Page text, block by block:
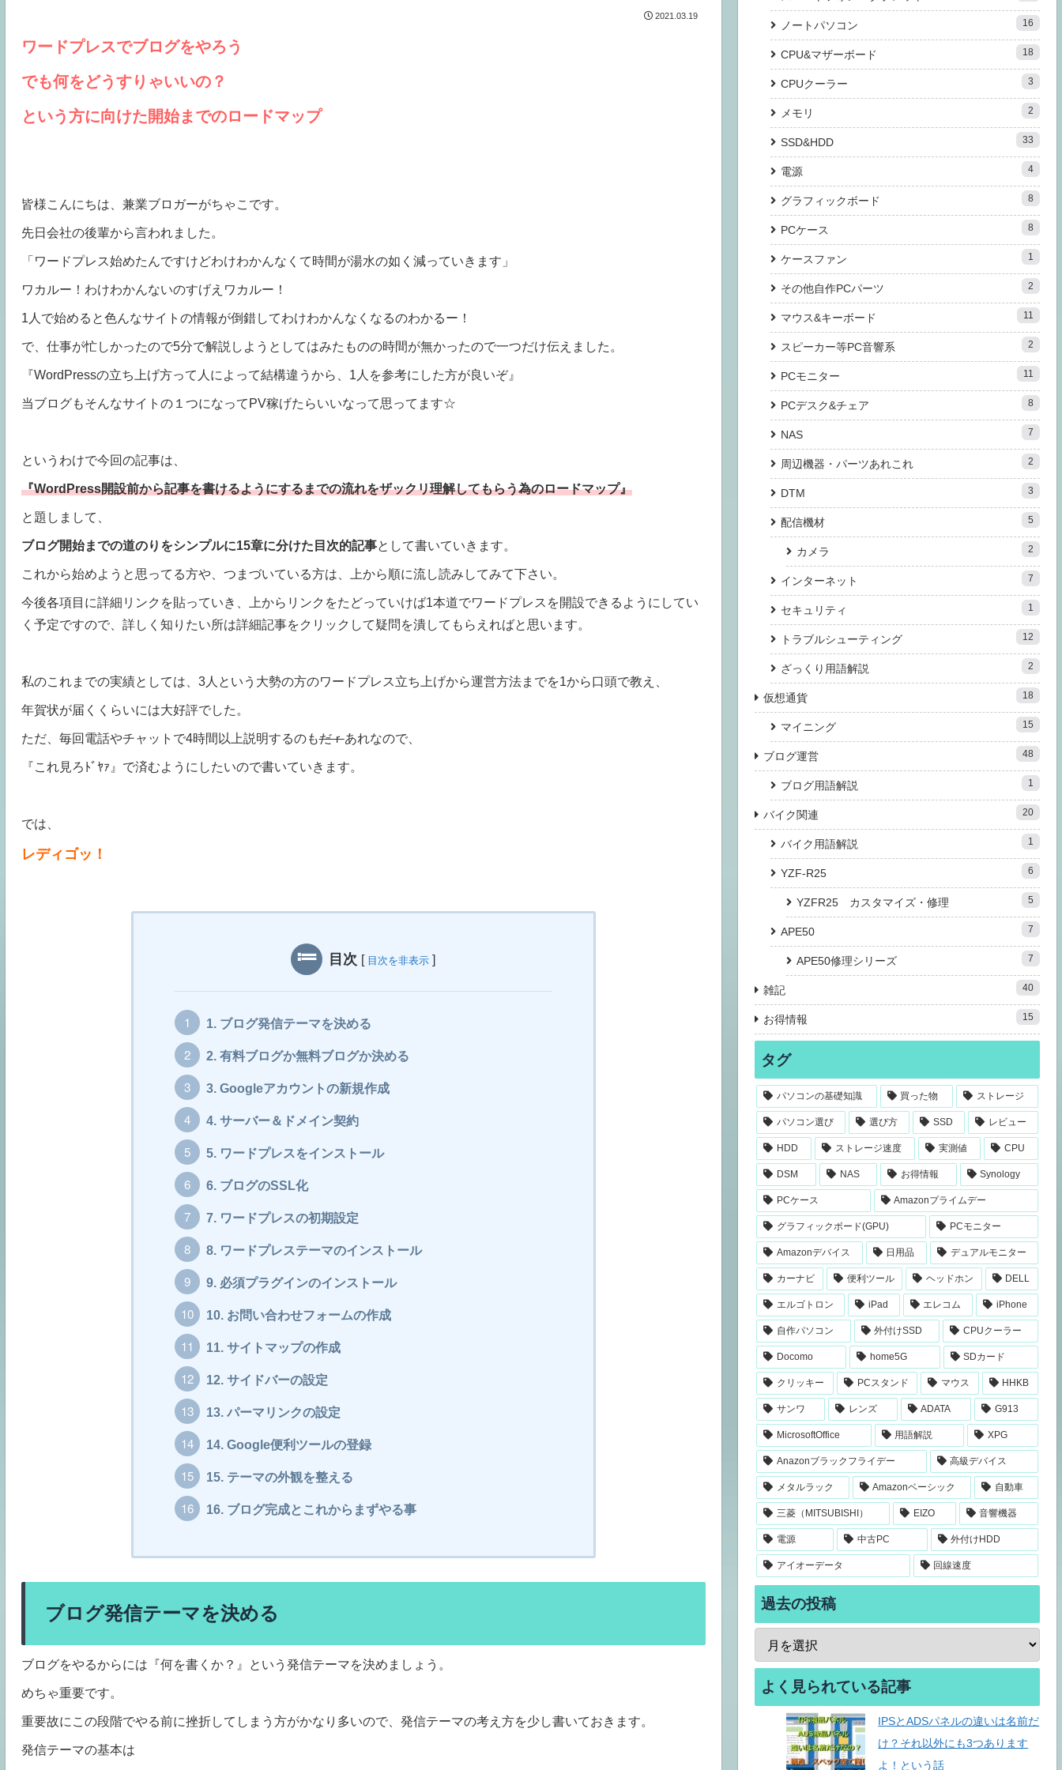
2021.03.19
ワードプレスでブログをやろう
でも何をどうすりゃいいの？
という方に向けた開始までのロードマップ
皆様こんにちは、兼業ブロガーがちゃこです。
先日会社の後輩から言われました。
「ワードプレス始めたんですけどわけわかんなくて時間が湯水の如く減っていきます」
ワカルー！わけわかんないのすげえワカルー！
1人で始めると色んなサイトの情報が倒錯してわけわかんなくなるのわかるー！
で、仕事が忙しかったので5分で解説しようとしてはみたものの時間が無かったので一つだけ伝えました。
『WordPressの立ち上げ方って人によって結構違うから、1人を参考にした方が良いぞ』
当ブログもそんなサイトの１つになってPV稼げたらいいなって思ってます☆
というわけで今回の記事は、
『WordPress開設前から記事を書けるようにするまでの流れをザックリ理解してもらう為のロードマップ』
と題しまして、
ブログ開始までの道のりをシンプルに15章に分けた目次的記事として書いていきます。
これから始めようと思ってる方や、つまづいている方は、上から順に流し読みしてみて下さい。
今後各項目に詳細リンクを貼っていき、上からリンクをたどっていけば1本道でワードプレスを開設できるようにしてい
く予定ですので、詳しく知りたい所は詳細記事をクリックして疑問を潰してもらえればと思います。
私のこれまでの実績としては、3人という大勢の方のワードプレス立ち上げから運営方法までを1から口頭で教え、
年賀状が届くくらいには大好評でした。
ただ、毎回電話やチャットで4時間以上説明するのもだｒあれなので、
『これ見ろﾄﾞﾔｧ』で済むようにしたいので書いていきます。
では、
レディゴッ！
目次 [ 目次を非表示 ]
1.ブログ発信テーマを決める
2.有料ブログか無料ブログか決める
3.Googleアカウントの新規作成
4.サーバー＆ドメイン契約
5.ワードプレスをインストール
6.ブログのSSL化
7.ワードプレスの初期設定
8.ワードプレステーマのインストール
9.必須プラグインのインストール
10.お問い合わせフォームの作成
11.サイトマップの作成
12.サイドバーの設定
13.パーマリンクの設定
14.Google便利ツールの登録
15.テーマの外観を整える
16.ブログ完成とこれからまずやる事
ブログ発信テーマを決める
ブログをやるからには『何を書くか？』という発信テーマを決めましょう。
めちゃ重要です。
重要故にこの段階でやる前に挫折してしまう方がかなり多いので、発信テーマの考え方を少し書いておきます。
発信テーマの基本は
ノートパソコン 16
CPU&マザーボード 18
CPUクーラー 3
メモリ 2
SSD&HDD 33
電源 4
グラフィックボード 8
PCケース 8
ケースファン 1
その他自作PCパーツ 2
マウス&キーボード 11
スピーカー等PC音響系 2
PCモニター 11
PCデスク&チェア 8
NAS 7
周辺機器・パーツあれこれ 2
DTM 3
配信機材 5
カメラ 2
インターネット 7
セキュリティ 1
トラブルシューティング 12
ざっくり用語解説 2
仮想通貨 18
マイニング 15
ブログ運営 48
ブログ用語解説 1
バイク関連 20
バイク用語解説 1
YZF-R25 6
YZFR25 カスタマイズ・修理 5
APE50 7
APE50修理シリーズ 7
雑記 40
お得情報 15
タグ
パソコンの基礎知識 買った物 ストレージ
パソコン選び 選び方 SSD レビュー
HDD ストレージ速度 実測値 CPU
DSM NAS お得情報 Synology
PCケース Amazonプライムデー
グラフィックボード(GPU) PCモニター
Amazonデバイス 日用品 デュアルモニター
カーナビ 便利ツール ヘッドホン DELL
エルゴトロン iPad エレコム iPhone
自作パソコン 外付けSSD CPUクーラー
Docomo home5G SDカード
クリッキー PCスタンド マウス HHKB
サンワ レンズ ADATA G913
MicrosoftOffice 用語解説 XPG
Anazonブラックフライデー 高級デバイス
メタルラック Amazonベーシック 自動車
三菱（MITSUBISHI） EIZO 音響機器
電源 中古PC 外付けHDD
アイオーデータ 回線速度
過去の投稿
よく見られている記事
IPSとADSパネルの違いは名前だ
け？それ以外にも3つあります
よ！という話